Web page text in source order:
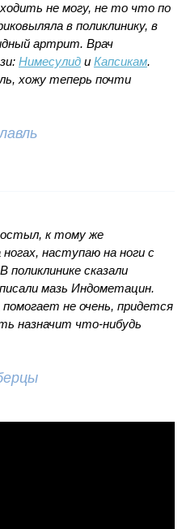
не могу, не то что по
в поликлинику, в
артрит. Врач
Нимесулиди Капсикам.
хожу теперь почти
к тому же
наступаю на ноги с
сказали
мазь Индометацин.
не очень, придется
назначит что-нибудь